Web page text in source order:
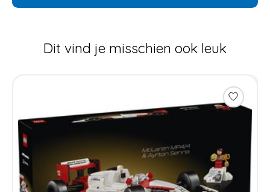
Dit vind je misschien ook leuk